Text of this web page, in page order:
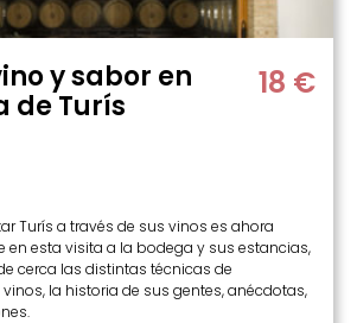
y sabor en
de Turís
18 €
Turís a través de sus vinos es ahora
en esta visita a la bodega y sus estancias,
cerca las distintas técnicas de
la historia de sus gentes, anécdotas,